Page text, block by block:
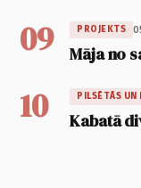
09 PROJEKTS
Māja no
10 PILSĒTĀS UN
Kabatā